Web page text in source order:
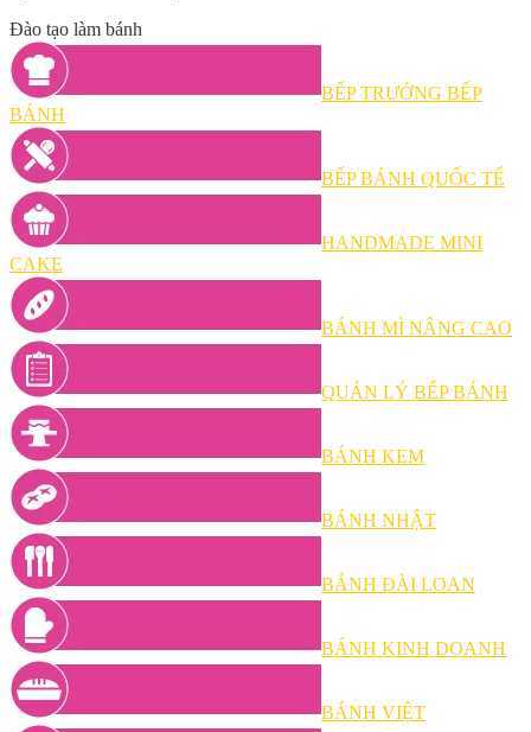
Đào tạo làm bánh
BẾP TRƯỞNG BẾP
BÁNH
BẾP BÁNH QUỐC TẾ
HANDMADE MINI
CAKE
BÁNH MÌ NÂNG CAO
QUẢN LÝ BẾP BÁNH
BÁNH KEM
BÁNH NHẬT
BÁNH ĐÀI LOAN
BÁNH KINH DOANH
BÁNH VIỆT